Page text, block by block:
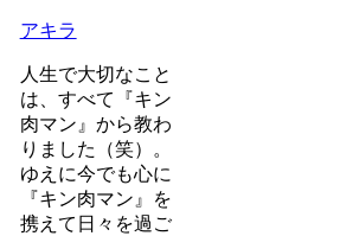
アキラ
人生で大切なこと
は、すべて『キン
肉マン』から教わ
りました（笑）。
ゆえに今でも心に
『キン肉マン』を
携えて日々を過ご